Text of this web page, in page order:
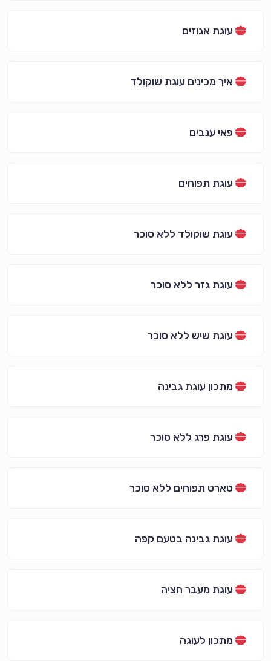
עוגת אגוזים
איך מכינים עוגת שוקולד
פאי ענבים
עוגת תפוחים
עוגת שוקולד ללא סוכר
עוגת גזר ללא סוכר
עוגת שיש ללא סוכר
מתכון עוגת גבינה
עוגת פרג ללא סוכר
טארט תפוחים ללא סוכר
עוגת גבינה בטעם קפה
עוגת מעבר חציה
מתכון לעוגה